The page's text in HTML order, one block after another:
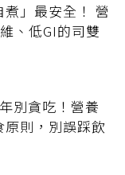
」最安全！ 營
、低GI的司雙
別貪吃！營養
則，別誤踩飲